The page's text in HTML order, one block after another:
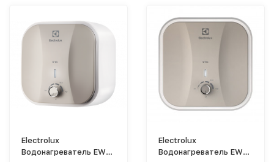
Electrolux
Водонагреватель EWH
Electrolux
Водонагреватель EWH